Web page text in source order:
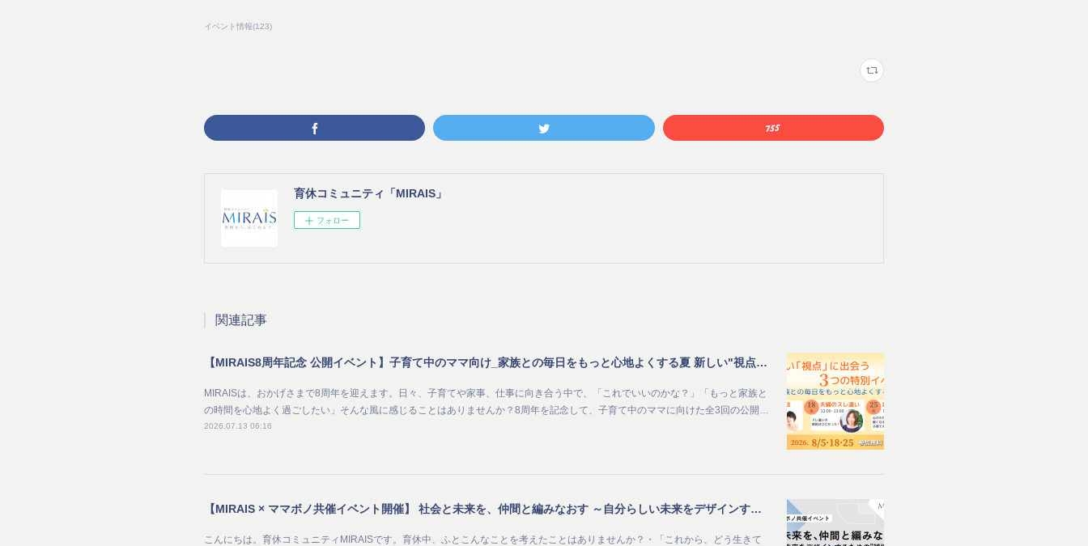
イベント情報(123)
育休コミュニティ「MIRAIS」
フォロー
関連記事
【MIRAIS8周年記念 公開イベント】子育て中のママ向け_家族との毎日をもっと心地よくする夏 新しい"視点"に出会う3つの特別イベント
MIRAISは、おかげさまで8周年を迎えます。日々、子育てや家事、仕事に向き合う中で、「これでいいのかな？」「もっと家族と
の時間を心地よく過ごしたい」そんな風に感じることはありませんか？8周年を記念して、子育て中のママに向けた全3回の公開…
2026.07.13 06:16
【MIRAIS × ママボノ共催イベント開催】 社会と未来を、仲間と編みなおす ～自分らしい未来をデザインするための“越境体験”～
こんにちは。育休コミュニティMIRAISです。育休中、ふとこんなことを考えたことはありませんか？・「これから、どう生きて